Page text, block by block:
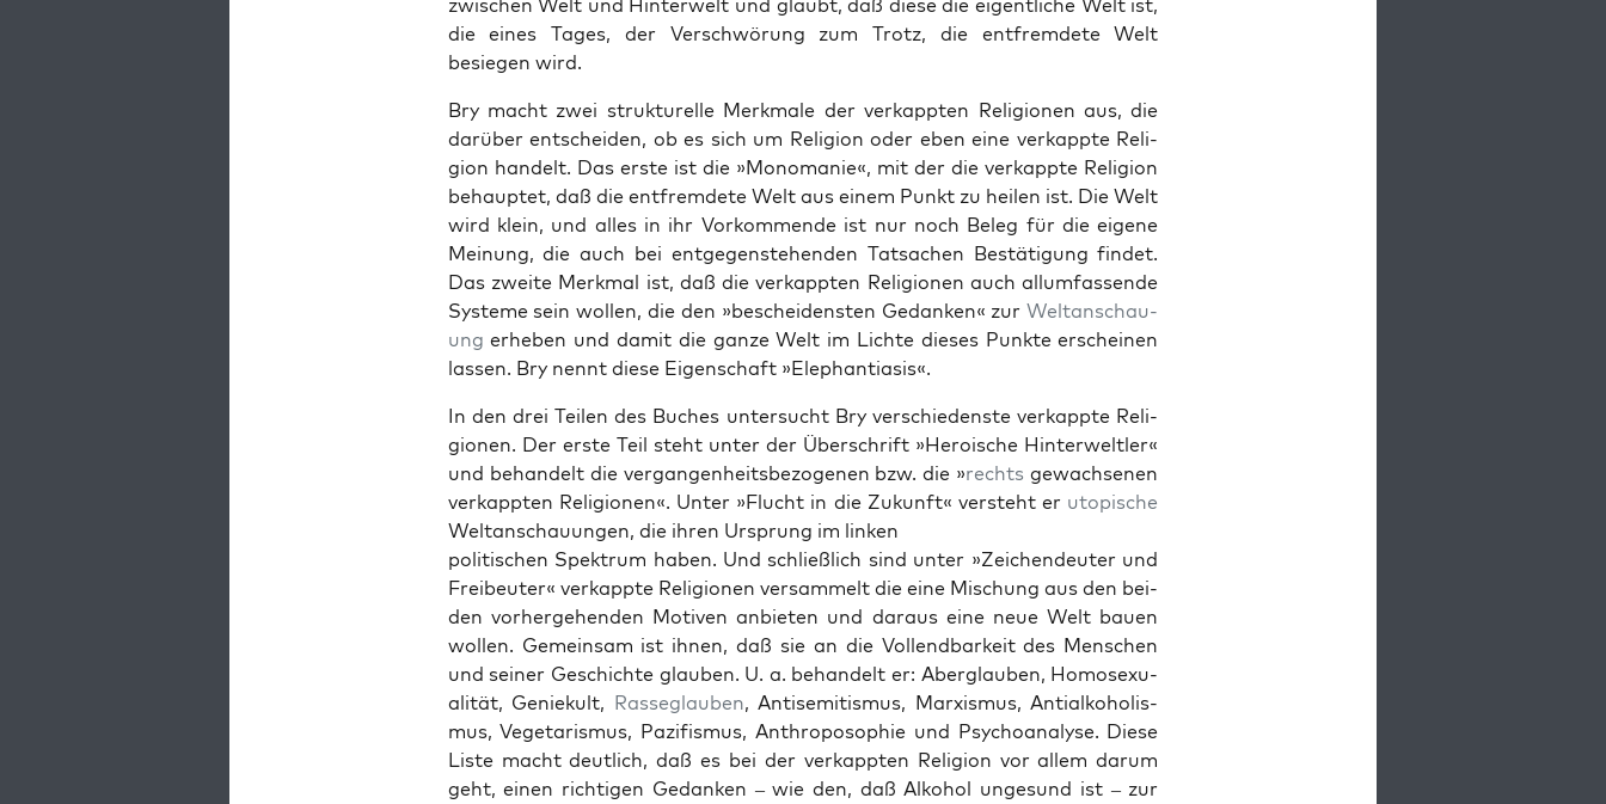
zwis­chen Welt und Hin­ter­welt und glaubt, daß diese die eigentliche Welt ist,
die eines Tages, der Ver­schwörung zum Trotz, die ent­fremdete Welt
besiegen wird.
Bry macht zwei struk­turelle Merk­male der verkappten Reli­gio­nen aus, die
darüber entschei­den, ob es sich um Reli­gion oder eben eine verkappte Reli­
gion han­delt. Das erste ist die »Mono­manie«, mit der die verkappte Reli­gion
behauptet, daß die ent­fremdete Welt aus einem Punkt zu heilen ist. Die Welt
wird klein, und alles in ihr Vork­om­mende ist nur noch Beleg für die eigene
Mei­n­ung, die auch bei ent­ge­gen­ste­hen­den Tat­sachen Bestä­ti­gung find­et.
Das zweite Merk­mal ist, daß die verkappten Reli­gio­nen auch allum­fassende
Sys­teme sein wollen, die den »beschei­den­sten Gedanken« zurWeltan­schau­
ung erheben und damit die ganze Welt im Lichte dieses Punk­te erscheinen
lassen. Bry nen­nt diese Eigen­schaft »Ele­phan­ti­a­sis«.
In den drei Teilen des Buch­es unter­sucht Bry ver­schieden­ste verkappte Reli­
gio­nen. Der erste Teil ste­ht unter der Über­schrift »Hero­is­che Hin­ter­weltler«
und behan­delt die ver­gan­gen­heits­be­zo­ge­nen bzw. die »rechts gewach­se­nen
verkappten Reli­gio­nen«. Unter »Flucht in die Zukun­ft« ver­ste­ht er utopis­che
Weltan­schau­un­gen, die ihren Ursprung im linken
poli­tis­chen Spek­trum haben. Und schließlich sind unter »Zeichen­deuter und
Freibeuter« verkappte Reli­gio­nen ver­sam­melt die eine Mis­chung aus den bei­
den vorherge­hen­den Motiv­en anbi­eten und daraus eine neue Welt bauen
wollen. Gemein­sam ist ihnen, daß sie an die Vol­lend­barkeit des Men­schen
und sein­er Geschichte glauben. U. a. behan­delt er: Aber­glauben, Homo­sex­u­
al­ität, Geniekult, Rasseglauben, Anti­semitismus, Marx­is­mus, Antialko­holis­
mus, Veg­e­taris­mus, Paz­i­fis­mus, Anthro­poso­phie und Psy­cho­analyse. Diese
Liste macht deut­lich, daß es bei der verkappten Reli­gion vor allem darum
geht, einen richti­gen Gedanken – wie den, daß Alko­hol unge­sund ist – zur